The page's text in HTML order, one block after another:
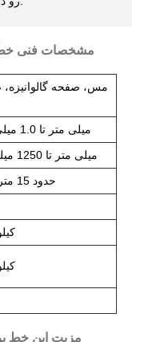
مشخصات فنی
مس، صفحه
0.3 میلی متر تا 1.0 میلی متر
80 میلی متر تا 1250 میلی متر
حدود 15 متر در دقیقه
2.2
5.5
مزیت این خط